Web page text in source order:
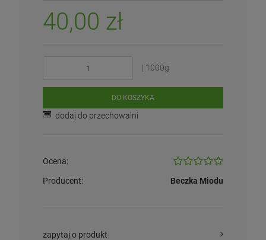
40,00 zł
| 1000g
DO KOSZYKA
dodaj do przechowalni
Ocena:
Producent: Beczka Miodu
zapytaj o produkt